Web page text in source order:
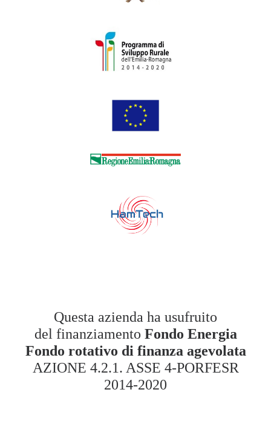
Questa azienda ha usufruito
del finanziamento Fondo Energia
Fondo rotativo di finanza agevolata
AZIONE 4.2.1. ASSE 4-PORFESR
2014-2020